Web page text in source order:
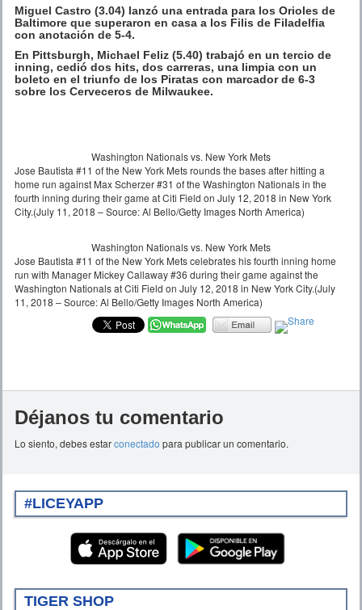
Miguel Castro (3.04) lanzó una entrada para los Orioles de
Baltimore que superaron en casa a los Filis de Filadelfia
con anotación de 5-4.
En Pittsburgh, Michael Feliz (5.40) trabajó en un tercio de
inning, cedió dos hits, dos carreras, una limpia con un
boleto en el triunfo de los Piratas con marcador de 6-3
sobre los Cerveceros de Milwaukee.
Washington Nationals vs. New York Mets
Jose Bautista #11 of the New York Mets rounds the bases after hitting a
home run against Max Scherzer #31 of the Washington Nationals in the
fourth inning during their game at Citi Field on July 12, 2018 in New York
City.(July 11, 2018 – Source: Al Bello/Getty Images North America)
Washington Nationals vs. New York Mets
Jose Bautista #11 of the New York Mets celebrates his fourth inning home
run with Manager Mickey Callaway #36 during their game against the
Washington Nationals at Citi Field on July 12, 2018 in New York City.(July
11, 2018 – Source: Al Bello/Getty Images North America)
Déjanos tu comentario
Lo siento, debes estarconectado para publicar un comentario.
#LICEYAPP
TIGER SHOP